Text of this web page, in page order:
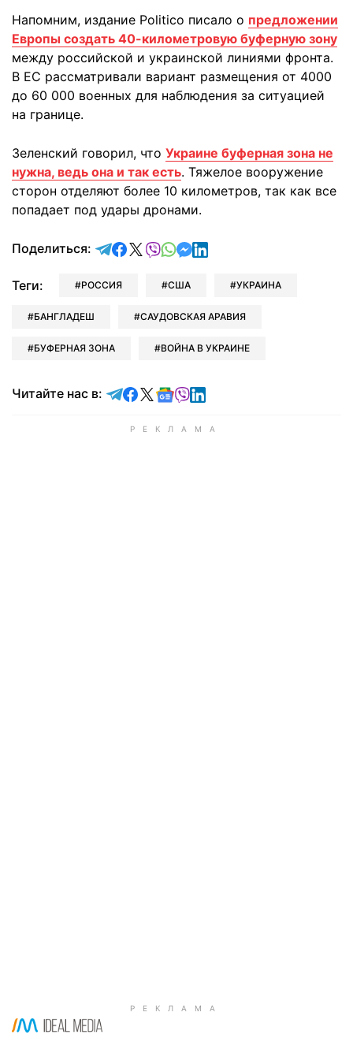
Напомним, издание Politico писало о предложении
Европы создать 40-километровую буферную зону
между российской и украинской линиями фронта.
В ЕС рассматривали вариант размещения от 4000
до 60 000 военных для наблюдения за ситуацией
на границе.
Зеленский говорил, что Украине буферная зона не
нужна, ведь она и так есть. Тяжелое вооружение
сторон отделяют более 10 километров, так как все
попадает под удары дронами.
Поделиться: отправить в Telegram
поделиться в Facebook
поделиться в X
отправить в Viber
отправить в Whatsapp
отправить в Messenger
отправить в LinkedIn
Теги: РОССИЯ США УКРАИНА
БАНГЛАДЕШ САУДОВСКАЯ АРАВИЯ
БУФЕРНАЯ ЗОНА ВОЙНА В УКРАИНЕ
Читайте нас в: Читайте в Telegram
Читайте в Facebook
Читайте в X
Читайте в Google news
Читайте в Viber
Читайте в LinkedIn